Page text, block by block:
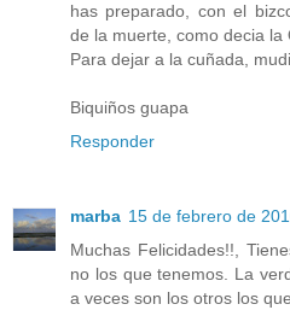
has preparado, con el
de la muerte, como decia la
Para dejar a la cuñada,
Biquiños guapa
Responder
marba 15 de febrero de
Muchas Felicidades!!,
no los que tenemos. La
a veces son los otros los